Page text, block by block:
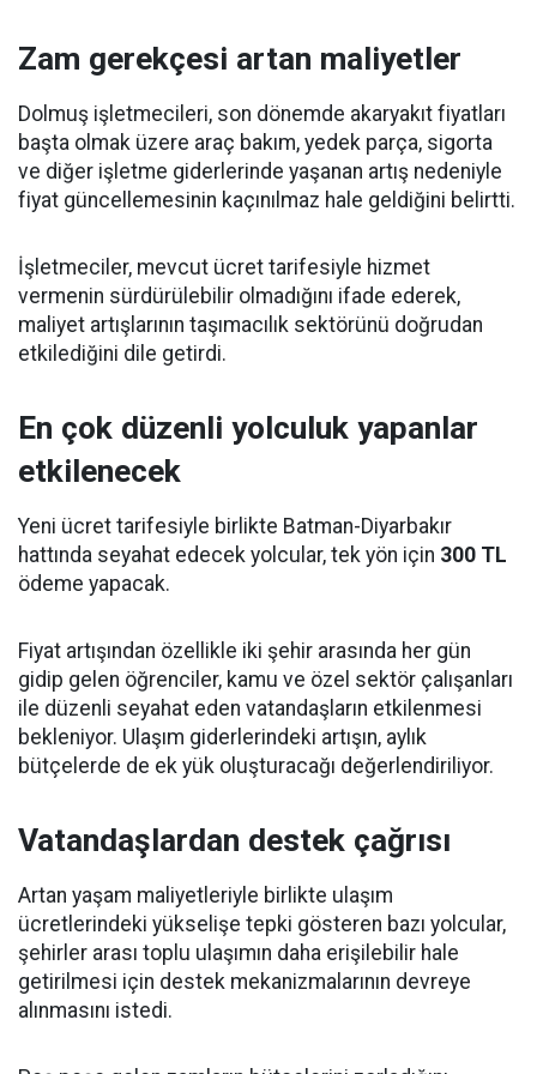
Zam gerekçesi artan maliyetler
Dolmuş işletmecileri, son dönemde akaryakıt fiyatları
başta olmak üzere araç bakım, yedek parça, sigorta
ve diğer işletme giderlerinde yaşanan artış nedeniyle
fiyat güncellemesinin kaçınılmaz hale geldiğini belirtti.
İşletmeciler, mevcut ücret tarifesiyle hizmet
vermenin sürdürülebilir olmadığını ifade ederek,
maliyet artışlarının taşımacılık sektörünü doğrudan
etkilediğini dile getirdi.
En çok düzenli yolculuk yapanlar
etkilenecek
Yeni ücret tarifesiyle birlikte Batman-Diyarbakır
hattında seyahat edecek yolcular, tek yön için 300 TL
ödeme yapacak.
Fiyat artışından özellikle iki şehir arasında her gün
gidip gelen öğrenciler, kamu ve özel sektör çalışanları
ile düzenli seyahat eden vatandaşların etkilenmesi
bekleniyor. Ulaşım giderlerindeki artışın, aylık
bütçelerde de ek yük oluşturacağı değerlendiriliyor.
Vatandaşlardan destek çağrısı
Artan yaşam maliyetleriyle birlikte ulaşım
ücretlerindeki yükselişe tepki gösteren bazı yolcular,
şehirler arası toplu ulaşımın daha erişilebilir hale
getirilmesi için destek mekanizmalarının devreye
alınmasını istedi.